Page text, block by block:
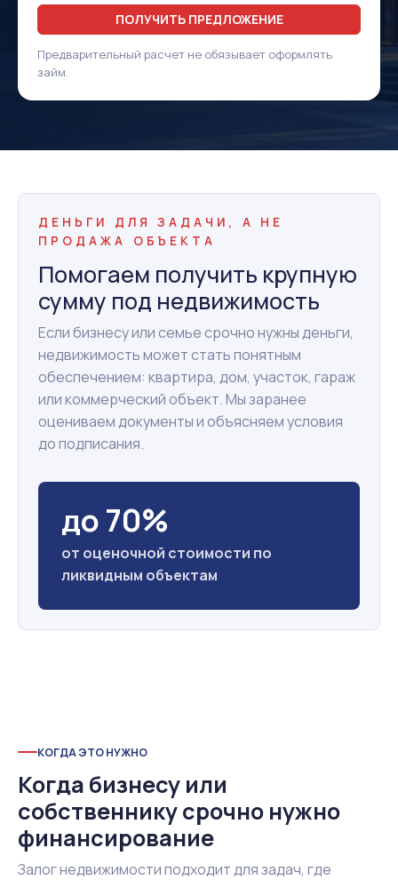
ПОЛУЧИТЬ ПРЕДЛОЖЕНИЕ
Предварительный расчет не обязывает оформлять
займ.
ДЕНЬГИ ДЛЯ ЗАДАЧИ, А НЕ
ПРОДАЖА ОБЪЕКТА
Помогаем получить крупную
сумму под недвижимость
Если бизнесу или семье срочно нужны деньги,
недвижимость может стать понятным
обеспечением: квартира, дом, участок, гараж
или коммерческий объект. Мы заранее
оцениваем документы и объясняем условия
до подписания.
до 70%
от оценочной стоимости по
ликвидным объектам
КОГДА ЭТО НУЖНО
Когда бизнесу или
собственнику срочно нужно
финансирование
Залог недвижимости подходит для задач, где